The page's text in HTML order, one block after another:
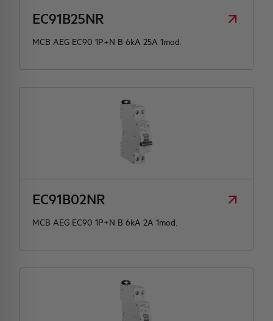
EC91B25NR
MCB AEG EC90 1P+N B 6kA 25A 1mod.
EC91B02NR
MCB AEG EC90 1P+N B 6kA 2A 1mod.